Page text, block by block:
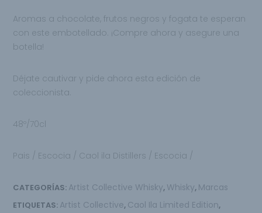
Aromas a chocolate, frutos negros y fogata te esperan
con este embotellado. ¡Compre ahora y asegure una
botella!
Déjate cautivar y pide ahora esta edición de
coleccionista.
48º/70cl
Pais / Escocia / Caol ila Distillers / Escocia /
CATEGORÍAS: Artist Collective Whisky, Whisky, Marcas
ETIQUETAS: Artist Collective, Caol Ila Limited Edition,